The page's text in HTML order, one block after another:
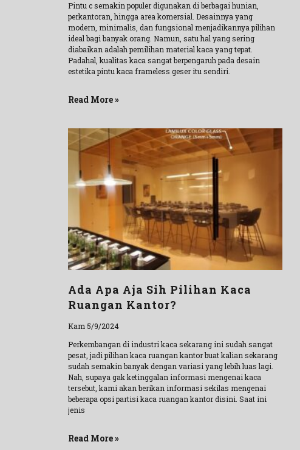
Pintu c semakin populer digunakan di berbagai hunian,
perkantoran, hingga area komersial. Desainnya yang
modern, minimalis, dan fungsional menjadikannya pilihan
ideal bagi banyak orang. Namun, satu hal yang sering
diabaikan adalah pemilihan material kaca yang tepat.
Padahal, kualitas kaca sangat berpengaruh pada desain
estetika pintu kaca frameless geser itu sendiri.
Read More »
Ada Apa Aja Sih Pilihan Kaca
Ruangan Kantor?
Kam 5/9/2024
Perkembangan di industri kaca sekarang ini sudah sangat
pesat, jadi pilihan kaca ruangan kantor buat kalian sekarang
sudah semakin banyak dengan variasi yang lebih luas lagi.
Nah, supaya gak ketinggalan informasi mengenai kaca
tersebut, kami akan berikan informasi sekilas mengenai
beberapa opsi partisi kaca ruangan kantor disini. Saat ini
jenis
Read More »